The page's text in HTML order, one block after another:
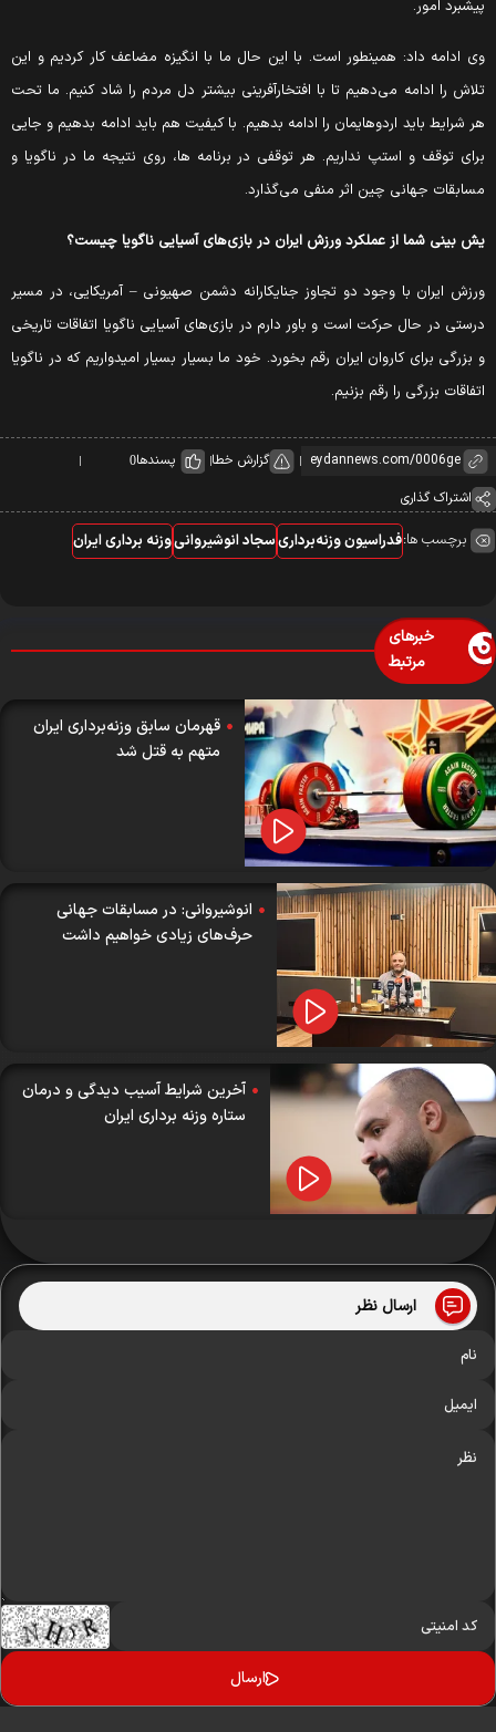
امور.
ادامه داد: همینطور است. با این حال ما با انگیزه مضاعف کار کردیم و این
را ادامه می‌دهیم تا با افتخارآفرینی بیشتر دل مردم را شاد کنیم. ما تحت
شرایط باید اردوهایمان را ادامه بدهیم. با کیفیت هم باید ادامه بدهیم و جایی
توقف و استپ نداریم. هر توقفی در برنامه ها، روی نتیجه ما در ناگویا و
جهانی چین اثر منفی می‌گذارد.
بینی شما از عملکرد ورزش ایران در بازی‌های آسیایی ناگویا چیست؟
ایران با وجود دو تجاوز جنایکارانه دشمن صهیونی – آمریکایی، در مسیر
در حال حرکت است و باور دارم در بازی‌های آسیایی ناگویا اتفاقات تاریخی
بزرگی برای کاروان ایران رقم بخورد. خود ما بسیار بسیار امیدواریم که در ناگویا
بزرگی را رقم بزنیم.
گزارش خطا پسندها0
اشتراک گذاری
برچسب ها:فدراسیون وزنه‌برداریسجاد انوشیروانیوزنه برداری ایران
خبرهای
مرتبط
قهرمان سابق وزنه‌برداری ایران
متهم به قتل شد
انوشیروانی: در مسابقات جهانی
حرف‌های زیادی خواهیم داشت
آخرین شرایط آسیب دیدگی و درمان
ستاره وزنه برداری ایران
ارسال نظر